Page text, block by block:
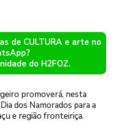
de CULTURA e arte no
do H2FOZ.
promoverá, nesta
dos Namorados para a
e região fronteiriça.